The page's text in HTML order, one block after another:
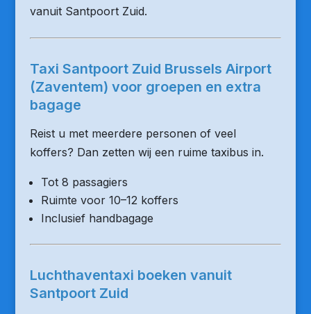
vanuit Santpoort Zuid.
Taxi Santpoort Zuid Brussels Airport
(Zaventem) voor groepen en extra
bagage
Reist u met meerdere personen of veel
koffers? Dan zetten wij een ruime taxibus in.
Tot 8 passagiers
Ruimte voor 10–12 koffers
Inclusief handbagage
Luchthaventaxi boeken vanuit
Santpoort Zuid